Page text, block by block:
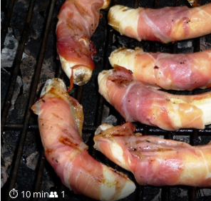
⏱ 10 min👥 1